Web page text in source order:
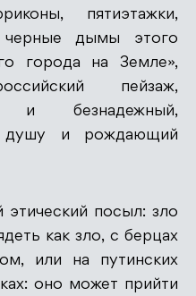
пятиэтажки,
дымы этого
города на Земле»,
пейзаж,
и безнадежный,
душу и рождающий
этический посыл: зло
как зло, с берцах
или на путинских
оно может прийти